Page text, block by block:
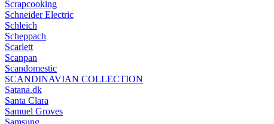
Scrapcooking
Schneider Electric
Schleich
Scheppach
Scarlett
Scanpan
Scandomestic
SCANDINAVIAN COLLECTION
Satana.dk
Santa Clara
Samuel Groves
Samsung